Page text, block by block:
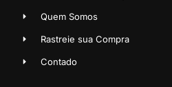
Quem Somos
Rastreie sua Compra
Contado